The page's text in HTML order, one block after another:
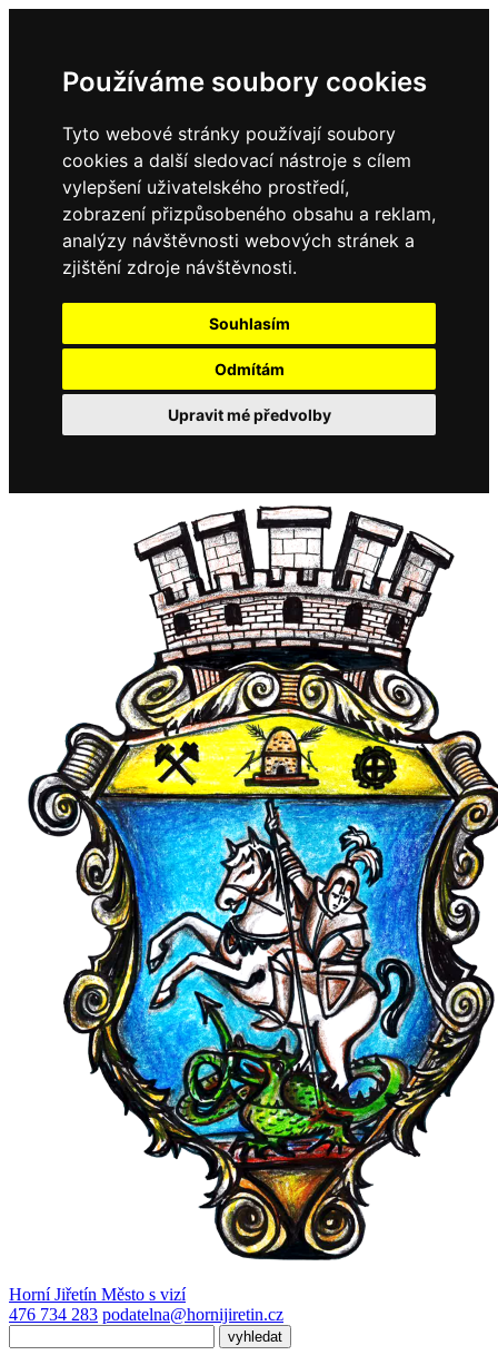
Používáme soubory cookies
Tyto webové stránky používají soubory
cookies a další sledovací nástroje s cílem
vylepšení uživatelského prostředí,
zobrazení přizpůsobeného obsahu a reklam,
analýzy návštěvnosti webových stránek a
zjištění zdroje návštěvnosti.
Souhlasím
Odmítám
Upravit mé předvolby
Horní Jiřetín Město s vizí
476 734 283 podatelna@hornijiretin.cz